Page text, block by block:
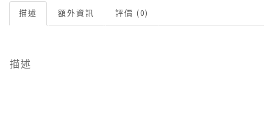
描述 額外資訊 評價 (0)
描述